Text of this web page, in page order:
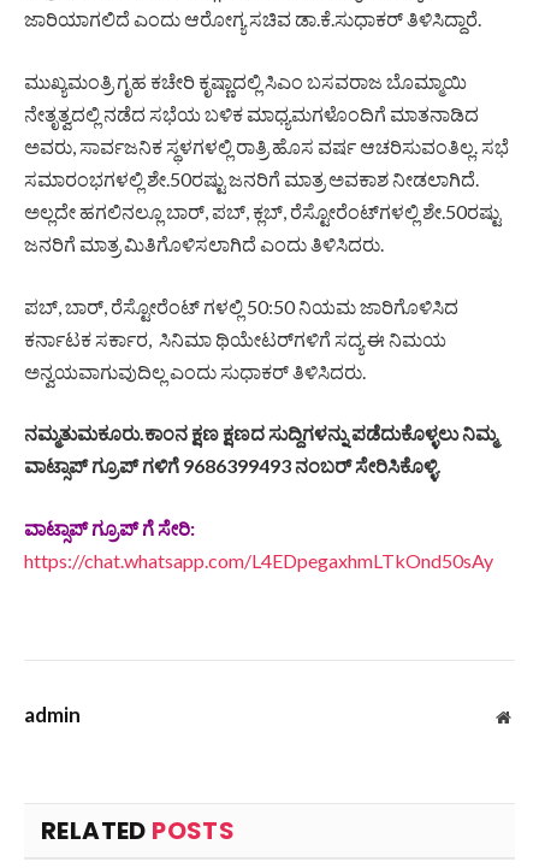
ಜಾರಿಯಾಗಲಿದೆ ಎಂದು ಆರೋಗ್ಯ ಸಚಿವ ಡಾ.ಕೆ.ಸುಧಾಕರ್ ತಿಳಿಸಿದ್ದಾರೆ.
ಮುಖ್ಯಮಂತ್ರಿ ಗೃಹ ಕಚೇರಿ ಕೃಷ್ಣಾದಲ್ಲಿ ಸಿಎಂ ಬಸವರಾಜ ಬೊಮ್ಮಾಯಿ
ನೇತೃತ್ವದಲ್ಲಿ ನಡೆದ ಸಭೆಯ ಬಳಿಕ ಮಾಧ್ಯಮಗಳೊಂದಿಗೆ ಮಾತನಾಡಿದ
ಅವರು, ಸಾರ್ವಜನಿಕ ಸ್ಥಳಗಳಲ್ಲಿ ರಾತ್ರಿ ಹೊಸ ವರ್ಷ ಆಚರಿಸುವಂತಿಲ್ಲ. ಸಭೆ
ಸಮಾರಂಭಗಳಲ್ಲಿ ಶೇ.50ರಷ್ಟು ಜನರಿಗೆ ಮಾತ್ರ ಅವಕಾಶ ನೀಡಲಾಗಿದೆ.
ಅಲ್ಲದೇ ಹಗಲಿನಲ್ಲೂ ಬಾರ್, ಪಬ್, ಕ್ಲಬ್, ರೆಸ್ಟೋರೆಂಟ್‌ಗಳಲ್ಲಿ ಶೇ.50ರಷ್ಟು
ಜನರಿಗೆ ಮಾತ್ರ ಮಿತಿಗೊಳಿಸಲಾಗಿದೆ ಎಂದು ತಿಳಿಸಿದರು.
ಪಬ್, ಬಾರ್, ರೆಸ್ಟೋರೆಂಟ್ ಗಳಲ್ಲಿ 50:50 ನಿಯಮ ಜಾರಿಗೊಳಿಸಿದ
ಕರ್ನಾಟಕ ಸರ್ಕಾರ, ಸಿನಿಮಾ ಥಿಯೇಟರ್​ಗಳಿಗೆ ಸದ್ಯ ಈ ನಿಮಯ
ಅನ್ವಯವಾಗುವುದಿಲ್ಲ ಎಂದು ಸುಧಾಕರ್ ತಿಳಿಸಿದರು.
ನಮ್ಮತುಮಕೂರು.ಕಾಂನ ಕ್ಷಣ ಕ್ಷಣದ ಸುದ್ದಿಗಳನ್ನು ಪಡೆದುಕೊಳ್ಳಲು ನಿಮ್ಮ
ವಾಟ್ಸಾಪ್ ಗ್ರೂಪ್ ಗಳಿಗೆ 9686399493 ನಂಬರ್ ಸೇರಿಸಿಕೊಳ್ಳಿ.
ವಾಟ್ಸಾಪ್ ಗ್ರೂಪ್ ಗೆ ಸೇರಿ:
https://chat.whatsapp.com/L4EDpegaxhmLTkOnd50sAy
admin
RELATED POSTS